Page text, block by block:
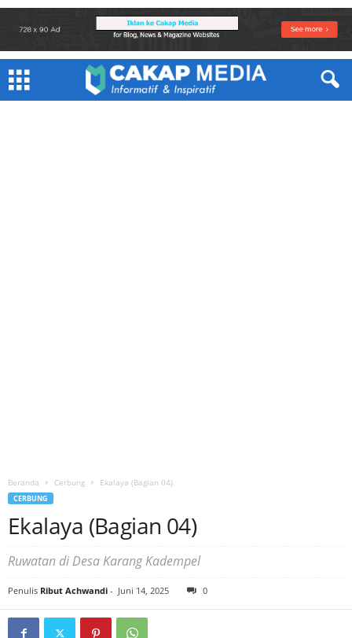
Beranda Cerbung Ekalaya (Bagian 04)
CERBUNG
Ekalaya (Bagian 04)
Ruwatan di Desa Karang Kadempel
Penulis Ribut Achwandi - Juni 14, 2025 0